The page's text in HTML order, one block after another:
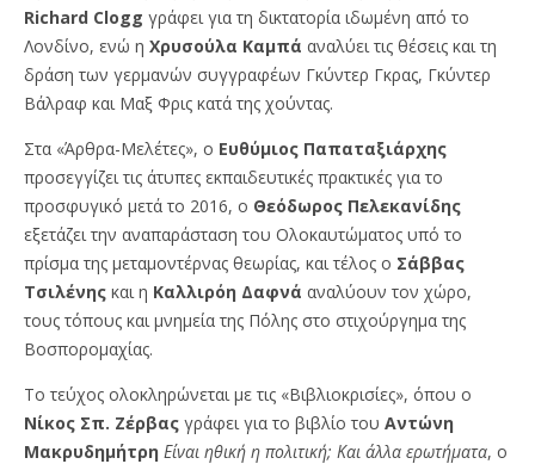
Richard Clogg γράφει για τη δικτατορία ιδωμένη από το
Λονδίνο, ενώ η Χρυσούλα Καμπά αναλύει τις θέσεις και τη
δράση των γερμανών συγγραφέων Γκύντερ Γκρας, Γκύντερ
Βάλραφ και Μαξ Φρις κατά της χούντας.
Στα «Άρθρα-Μελέτες», ο Ευθύμιος Παπαταξιάρχης
προσεγγίζει τις άτυπες εκπαιδευτικές πρακτικές για το
προσφυγικό μετά το 2016, ο Θεόδωρος Πελεκανίδης
εξετάζει την αναπαράσταση του Ολοκαυτώματος υπό το
πρίσμα της μεταμοντέρνας θεωρίας, και τέλος ο Σάββας
Τσιλένης και η Καλλιρόη Δαφνά αναλύουν τον χώρο,
τους τόπους και μνημεία της Πόλης στο στιχούργημα της
Βοσπορομαχίας.
Το τεύχος ολοκληρώνεται με τις «Βιβλιοκρισίες», όπου ο
Νίκος Σπ. Ζέρβας γράφει για το βιβλίο του Αντώνη
Μακρυδημήτρη Είναι ηθική η πολιτική; Και άλλα ερωτήματα, ο